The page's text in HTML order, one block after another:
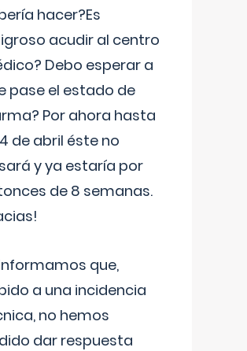
hacer?Es
acudir al centro
Debo esperar a
pase el estado de
Por ahora hasta
de abril éste no
y ya estaría por
de 8 semanas.
que,
a una incidencia
no hemos
dar respuesta